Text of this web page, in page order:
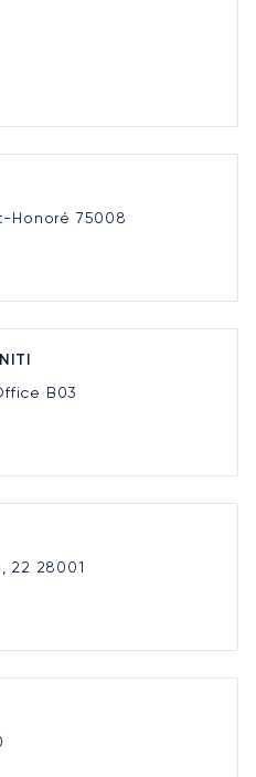
Honoré 75008
B03
22 28001